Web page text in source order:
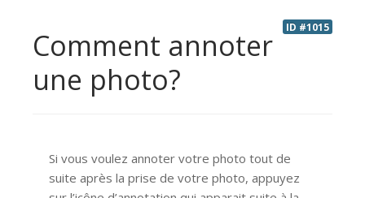
ID #1015
Comment annoter
une photo?
Si vous voulez annoter votre photo tout de
suite après la prise de votre photo, appuyez